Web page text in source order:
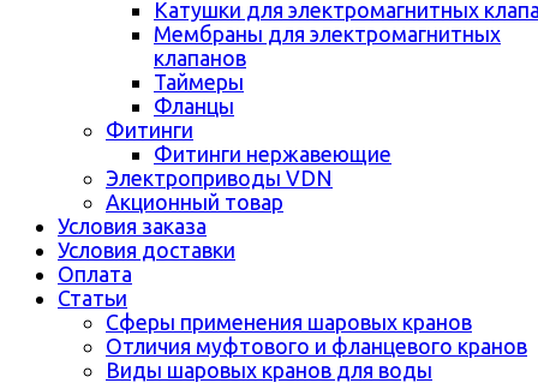
Катушки для электромагнитных
Мембраны для электромагнитных
клапанов
Таймеры
Фланцы
Фитинги
Фитинги нержавеющие
Электроприводы VDN
Акционный товар
Условия заказа
Условия доставки
Оплата
Статьи
Сферы применения шаровых кранов
Отличия муфтового и фланцевого кранов
Виды шаровых кранов для воды